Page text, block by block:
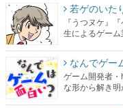
若ゲのいた
『うつヌケ』
生によるゲーム
なんでゲー
ゲーム開発者
な形から解き明